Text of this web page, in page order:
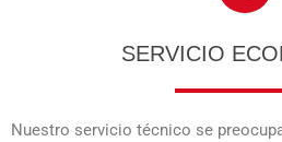
SERVICIO
Nuestro servicio técnico se